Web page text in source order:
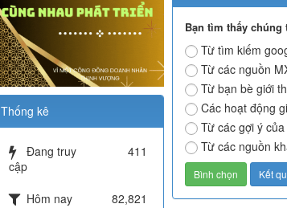
Bạn tìm thấy chúng
Từ tìm kiếm
Từ các nguồn
Từ bạn bè giới
Các hoạt động
Từ các gợi ý của
Từ các nguồn
Thống kê
Đang truy
cập
411
Hôm nay
82,821